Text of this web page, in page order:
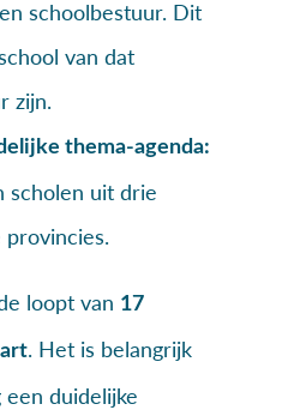
schoolbestuur. Dit
van dat
zijn.
thema-agenda:
scholen uit drie
loopt van 17
. Het is belangrijk
een duidelijke